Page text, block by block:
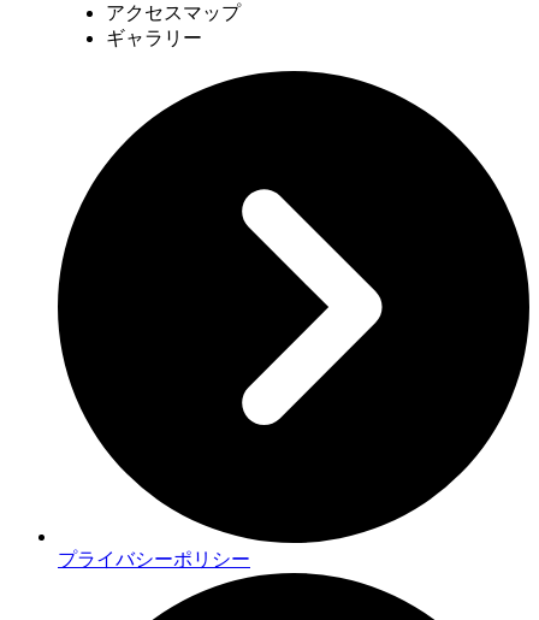
アクセスマップ
ギャラリー
プライバシーポリシー